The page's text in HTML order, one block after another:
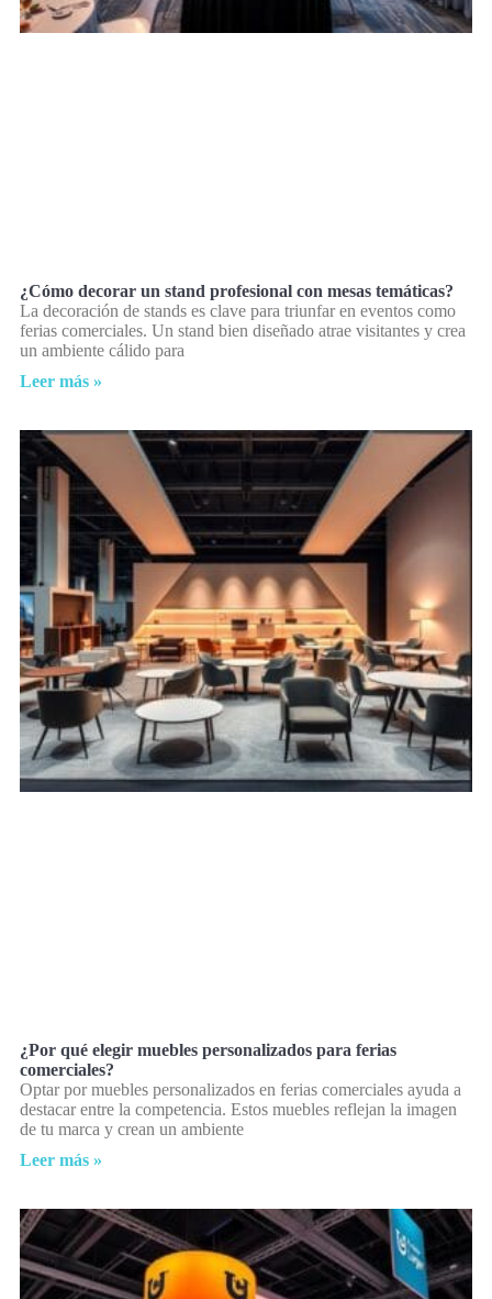
¿Cómo decorar un stand profesional con mesas temáticas?
La decoración de stands es clave para triunfar en eventos como
ferias comerciales. Un stand bien diseñado atrae visitantes y crea
un ambiente cálido para
Leer más »
¿Por qué elegir muebles personalizados para ferias
comerciales?
Optar por muebles personalizados en ferias comerciales ayuda a
destacar entre la competencia. Estos muebles reflejan la imagen
de tu marca y crean un ambiente
Leer más »